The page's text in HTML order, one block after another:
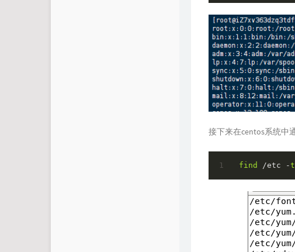
接下来在centos系统中
find /etc -